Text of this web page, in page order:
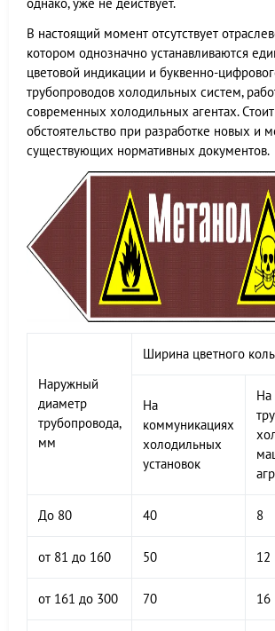
В настоящий момент отсутствует
котором однозначно устанавливаются
цветовой индикации и буквенно-
трубопроводов холодильных систем,
современных холодильных агентах. Стоит
обстоятельство при разработке новых и
существующих нормативных документов.
Наружный
диаметр
трубопровода,
мм
Ширина цветного
На
коммуникациях
холодильных
установок
На
До 80 40 8
от 81 до 160 50 12
от 161 до 300 70 16